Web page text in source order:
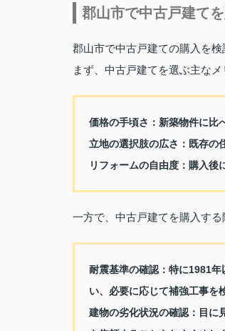
郡山市で中古戸建て
郡山市で中古戸建ての購入を
まず、中古戸建てを選ぶ主な
価格の手頃さ： 新築物件に比
立地の選択肢の広さ： 既存の
リフォームの自由度： 購入後
一方で、中古戸建てを購入する
耐震基準の確認： 特に1981年
い、必要に応じて補強工事を
建物の劣化状況の確認： 目に